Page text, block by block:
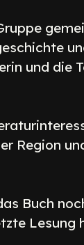
und die
Region
Buch
Lesung